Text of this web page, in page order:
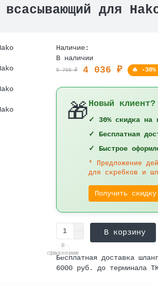
для
Наличие:
В наличии
5 766 ₽ 4 036 ₽ 🔥 -
🎁Новый
✓ 30% скидка на
✓ Бесплатная
✓ Быстрое
* Предложение
для скребков и
Получить скидку
В корзину
В
закладки
В
сравнение
Бесплатная доставка
6000 руб. до терминала